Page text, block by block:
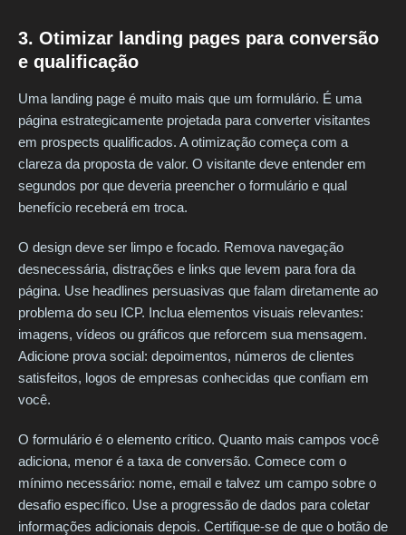
3. Otimizar landing pages para conversão
e qualificação
Uma landing page é muito mais que um formulário. É uma
página estrategicamente projetada para converter visitantes
em prospects qualificados. A otimização começa com a
clareza da proposta de valor. O visitante deve entender em
segundos por que deveria preencher o formulário e qual
benefício receberá em troca.
O design deve ser limpo e focado. Remova navegação
desnecessária, distrações e links que levem para fora da
página. Use headlines persuasivas que falam diretamente ao
problema do seu ICP. Inclua elementos visuais relevantes:
imagens, vídeos ou gráficos que reforcem sua mensagem.
Adicione prova social: depoimentos, números de clientes
satisfeitos, logos de empresas conhecidas que confiam em
você.
O formulário é o elemento crítico. Quanto mais campos você
adiciona, menor é a taxa de conversão. Comece com o
mínimo necessário: nome, email e talvez um campo sobre o
desafio específico. Use a progressão de dados para coletar
informações adicionais depois. Certifique-se de que o botão de